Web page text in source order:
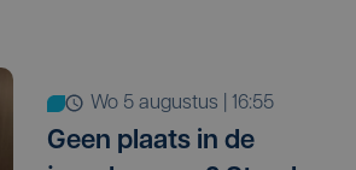
wo 5 augustus | 16:55
Geen plaats in de